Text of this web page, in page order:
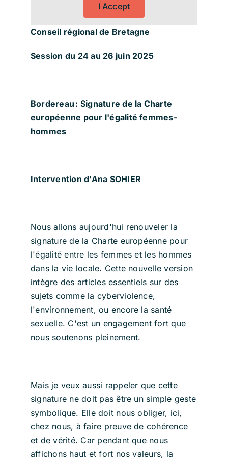
I Accept
Conseil régional de Bretagne
Session du 24 au 26 juin 2025
Bordereau : Signature de la Charte
européenne pour l'égalité femmes-
hommes
Intervention d'Ana SOHIER
Nous allons aujourd'hui renouveler la
signature de la Charte européenne pour
l'égalité entre les femmes et les hommes
dans la vie locale. Cette nouvelle version
intègre des articles essentiels sur des
sujets comme la cyberviolence,
l'environnement, ou encore la santé
sexuelle. C'est un engagement fort que
nous soutenons pleinement.
Mais je veux aussi rappeler que cette
signature ne doit pas être un simple geste
symbolique. Elle doit nous obliger, ici,
chez nous, à faire preuve de cohérence
et de vérité. Car pendant que nous
affichons haut et fort nos valeurs, la